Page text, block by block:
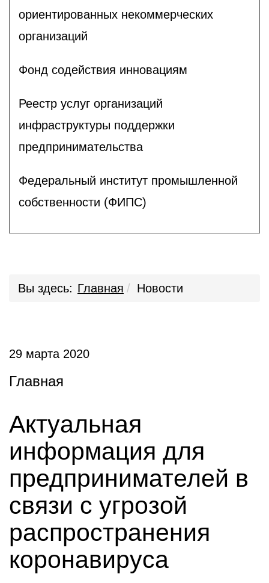
ориентированных некоммерческих
организаций
Фонд содействия инновациям
Реестр услуг организаций
инфраструктуры поддержки
предпринимательства
Федеральный институт промышленной
собственности (ФИПС)
Вы здесь: Главная Новости
29 марта 2020
Главная
Актуальная
информация для
предпринимателей в
связи с угрозой
распространения
коронавируса